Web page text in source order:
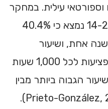
וספורטאי עילית. במחקר
מעקב בקרב ספורטאים בני 14-21 נמצא כי 40.4%
אחת, ושיעור
הפציעות הממוצע היה 2.64 פציעות לכל 1,000 שעות
הגבוה ביותר מבין
ענפי הספורט שנבדקו (Prieto-González, 2021).